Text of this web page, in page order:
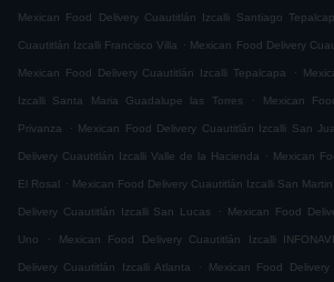
Mexican Food Delivery Cuautitlán Izcalli Santiago
Cuautitlán Izcalli Francisco Villa . Mexican Food Delivery
Mexican Food Delivery Cuautitlán Izcalli Tepalcapa .
Izcalli Santa Maria Guadalupe las Torres . Mexican
Privanza . Mexican Food Delivery Cuautitlán Izcalli San
Delivery Cuautitlán Izcalli Valle de la Hacienda . Mexican
El Rosal . Mexican Food Delivery Cuautitlán Izcalli San
Delivery Cuautitlán Izcalli San Lucas . Mexican Food
Uno . Mexican Food Delivery Cuautitlán Izcalli
Delivery Cuautitlán Izcalli Atlanta . Mexican Food